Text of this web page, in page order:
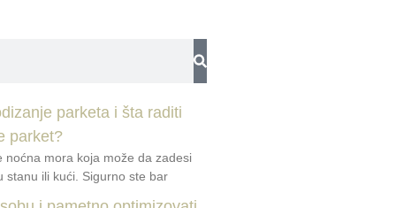
parketa i šta raditi
parket?
noćna mora koja može da zadesi
stanu ili kući. Sigurno ste bar